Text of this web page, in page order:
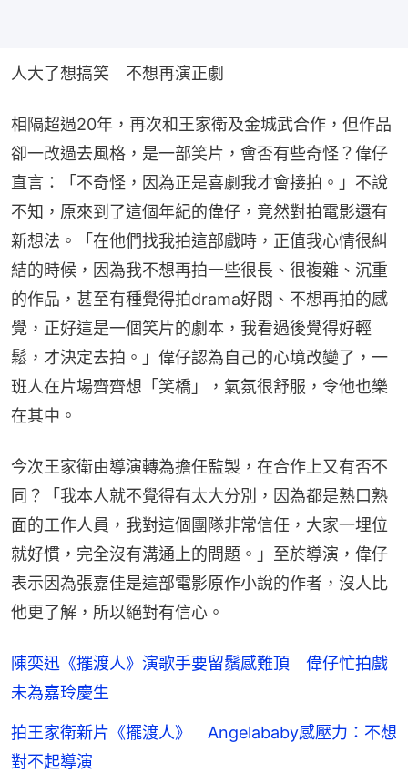
人大了想搞笑　不想再演正劇
相隔超過20年，再次和王家衛及金城武合作，但作品
卻一改過去風格，是一部笑片，會否有些奇怪？偉仔
直言：「不奇怪，因為正是喜劇我才會接拍。」不說
不知，原來到了這個年紀的偉仔，竟然對拍電影還有
新想法。「在他們找我拍這部戲時，正值我心情很糾
結的時候，因為我不想再拍一些很長、很複雜、沉重
的作品，甚至有種覺得拍drama好悶、不想再拍的感
覺，正好這是一個笑片的劇本，我看過後覺得好輕
鬆，才決定去拍。」偉仔認為自己的心境改變了，一
班人在片場齊齊想「笑橋」，氣氛很舒服，令他也樂
在其中。
今次王家衛由導演轉為擔任監製，在合作上又有否不
同？「我本人就不覺得有太大分別，因為都是熟口熟
面的工作人員，我對這個團隊非常信任，大家一埋位
就好慣，完全沒有溝通上的問題。」至於導演，偉仔
表示因為張嘉佳是這部電影原作小說的作者，沒人比
他更了解，所以絕對有信心。
陳奕迅《擺渡人》演歌手要留鬚感難頂 偉仔忙拍戲
未為嘉玲慶生
拍王家衛新片《擺渡人》 Angelababy感壓力：不想
對不起導演